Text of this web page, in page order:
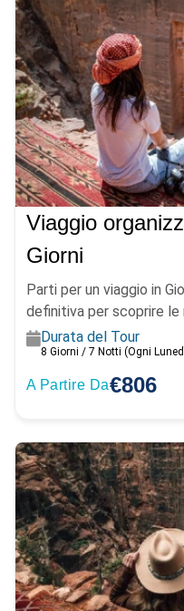
Viaggio
Giorni
Parti per un viaggio in
definitiva per scoprire le
Durata del Tour
8 Giorni / 7 Notti (Ogni
A Partire Da€806